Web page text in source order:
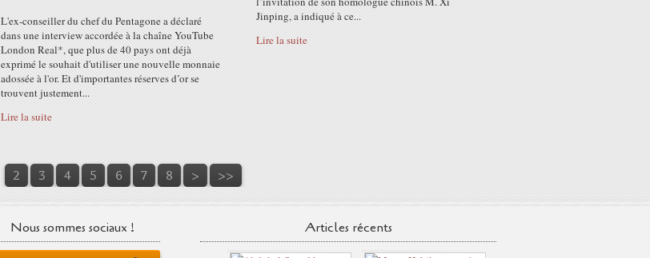
L'ex-conseiller du chef du Pentagone a déclaré
dans une interview accordée à la chaîne YouTube
London Real*, que plus de 40 pays ont déjà
exprimé le souhait d'utiliser une nouvelle monnaie
adossée à l'or. Et d'importantes réserves d’or se
trouvent justement...
Lire la suite
Jinping, a indiqué à ce...
Lire la suite
2 3 4 5 6 7 8 > >>
Nous sommes sociaux ! Articles récents